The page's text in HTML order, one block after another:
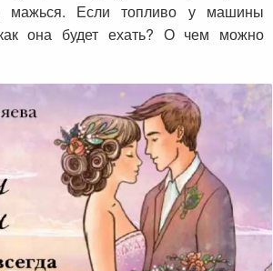
Если топливо у машины
как она будет ехать? О чем можно